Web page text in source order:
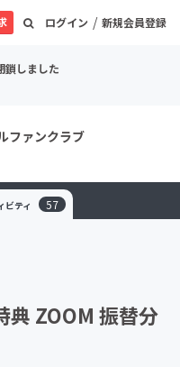
ログイン / 新規会員登録
鎖しました
ファンクラブ
ビティ 57
典 ZOOM 振替分